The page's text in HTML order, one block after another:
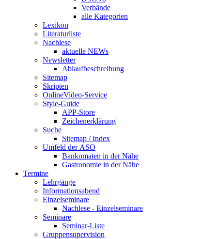
Verbände
alle Kategorien
Lexikon
Literaturliste
Nachlese
aktuelle NEWs
Newsletter
Ablaufbeschreibung
Sitemap
Skripten
OnlineVideo-Service
Style-Guide
APP-Store
Zeichenerklärung
Suche
Sitemap / Index
Umfeld der ASO
Bankomaten in der Nähe
Gastronomie in der Nähe
Termine
Lehrgänge
Informationsabend
Einzelseminare
Nachlese - Einzelseminare
Seminare
Seminar-Liste
Gruppensupervision